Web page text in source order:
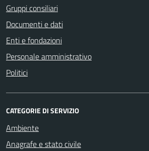
Gruppi consiliari
Documenti e dati
Enti e fondazioni
Personale amministrativo
Politici
CATEGORIE DI SERVIZIO
Ambiente
Anagrafe e stato civile